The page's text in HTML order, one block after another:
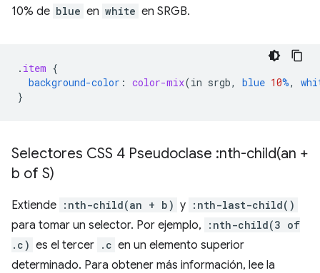
10% de blue en white en SRGB.
. item {
background-color : color-mix(in srgb, blue 10%,
}
Selectores CSS 4 Pseudoclase :nth-child(an +
b of S)
Extiende :nth-child(an + b) y :nth-last-child()
para tomar un selector. Por ejemplo,
:nth-child(3 of
.c) es el tercer .c en un elemento superior
determinado. Para obtener más información, lee la